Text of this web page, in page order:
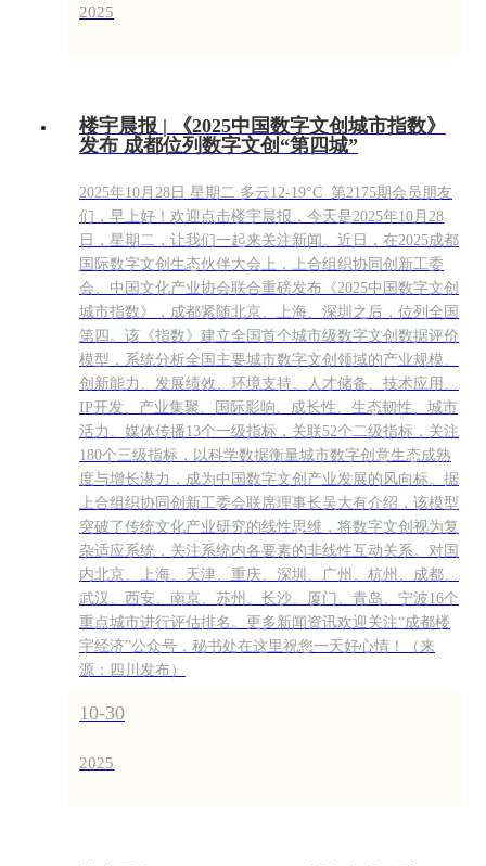
2025
楼宇晨报 | 《2025中国数字文创城市指数》
发布 成都位列数字文创“第四城”
2025年10月28日 星期二 多云12-19°C 第2175期会员朋友
们，早上好！欢迎点击楼宇晨报，今天是2025年10月28
日，星期二，让我们一起来关注新闻。近日，在2025成都
国际数字文创生态伙伴大会上，上合组织协同创新工委
会、中国文化产业协会联合重磅发布《2025中国数字文创
城市指数》，成都紧随北京、上海、深圳之后，位列全国
第四。该《指数》建立全国首个城市级数字文创数据评价
模型，系统分析全国主要城市数字文创领域的产业规模、
创新能力、发展绩效、环境支持、人才储备、技术应用、
IP开发、产业集聚、国际影响、成长性、生态韧性、城市
活力、媒体传播13个一级指标，关联52个二级指标，关注
180个三级指标，以科学数据衡量城市数字创意生态成熟
度与增长潜力，成为中国数字文创产业发展的风向标。据
上合组织协同创新工委会联席理事长吴大有介绍，该模型
突破了传统文化产业研究的线性思维，将数字文创视为复
杂适应系统，关注系统内各要素的非线性互动关系。对国
内北京、上海、天津、重庆、深圳、广州、杭州、成都、
武汉、西安、南京、苏州、长沙、厦门、青岛、宁波16个
重点城市进行评估排名。更多新闻资讯欢迎关注“成都楼
宇经济”公众号，秘书处在这里祝您一天好心情！（来
源：四川发布）
10-30
2025